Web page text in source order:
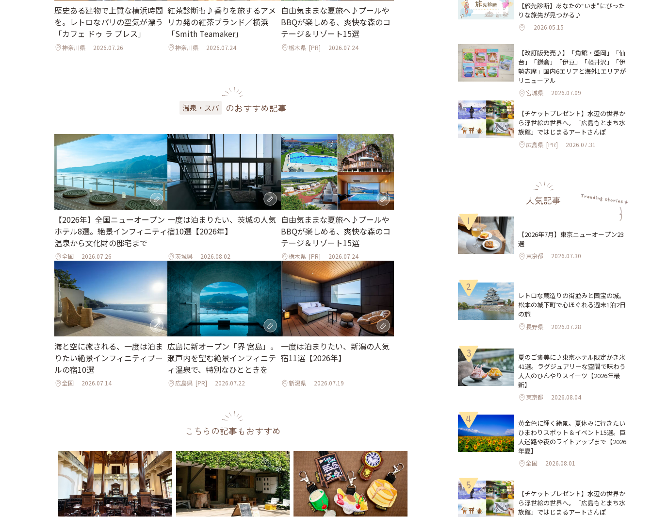
歴史ある建物で上質な横浜時間
を。レトロなパリの空気が漂う
「カフェ ドゥ ラ プレス」
神奈川県 2026.07.26
紅茶診断も♪香りを旅するアメ
リカ発の紅茶ブランド／横浜
「Smith Teamaker」
神奈川県 2026.07.24
自由気ままな夏旅へ♪プールや
BBQが楽しめる、爽快な森のコ
テージ＆リゾート15選
栃木県[PR] 2026.07.24
温泉・スパ のおすすめ記事
【2026年】全国ニューオープン
ホテル8選。絶景インフィニティ
温泉から文化財の邸宅まで
全国 2026.07.26
一度は泊まりたい、茨城の人気
宿10選【2026年】
茨城県 2026.08.02
自由気ままな夏旅へ♪プールや
BBQが楽しめる、爽快な森のコ
テージ＆リゾート15選
栃木県[PR] 2026.07.24
海と空に癒される、一度は泊ま
りたい絶景インフィニティプー
ルの宿10選
全国 2026.07.14
広島に新オープン「界 宮島」。
瀬戸内を望む絶景インフィニテ
ィ温泉で、特別なひとときを
広島県 [PR] 2026.07.22
一度は泊まりたい、新潟の人気
宿11選【2026年】
新潟県 2026.07.19
こちらの記事もおすすめ
【旅先診断】あなたの“いま”にぴった
りな旅先が見つかる♪
2026.05.15
【改訂版発売♪】「角館・盛岡」「仙
台」「鎌倉」「伊豆」「軽井沢」「伊
勢志摩」国内6エリアと海外1エリアが
リニューアル
宮城県 2026.07.09
【チケットプレゼント】水辺の世界か
ら浮世絵の世界へ。「広島もとまち水
族館」ではじまるアートさんぽ
広島県 [PR] 2026.07.31
人気記事
1
【2026年7月】東京ニューオープン23
選
東京都 2026.07.30
2
レトロな蔵造りの街並みと国宝の城。
松本の城下町で心ほぐれる週末1泊2日
の旅
長野県 2026.07.28
3
夏のご褒美に♪東京ホテル限定かき氷
41選。ラグジュアリーな空間で味わう
大人のひんやりスイーツ【2026年最
新】
東京都 2026.08.04
4
黄金色に輝く絶景。夏休みに行きたい
ひまわりスポット＆イベント15選。巨
大迷路や夜のライトアップまで【2026
年夏】
全国 2026.08.01
5
【チケットプレゼント】水辺の世界か
ら浮世絵の世界へ。「広島もとまち水
族館」ではじまるアートさんぽ